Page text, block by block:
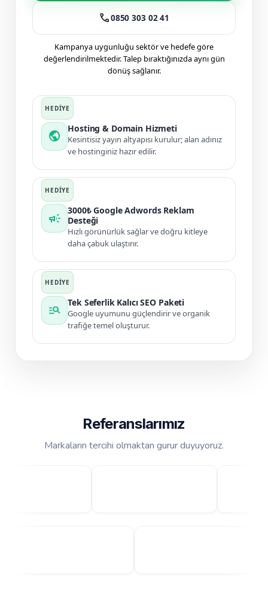
call0850 303 02 41
Kampanya uygunluğu sektör ve hedefe göre
değerlendirilmektedir. Talep bıraktığınızda aynı gün
dönüş sağlanır.
public
Hosting & Domain Hizmeti
Kesintisiz yayın altyapısı kurulur; alan adınız
ve hostinginiz hazır edilir.
campaign
3000₺ Google Adwords Reklam
Desteği
Hızlı görünürlük sağlar ve doğru kitleye
daha çabuk ulaştırır.
manage_search
Tek Seferlik Kalıcı SEO Paketi
Google uyumunu güçlendirir ve organik
trafiğe temel oluşturur.
Referanslarımız
Markaların tercihi olmaktan gurur duyuyoruz.